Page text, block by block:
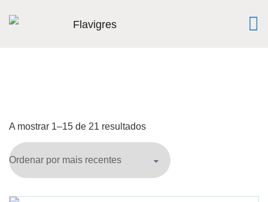
A mostrar 1–15 de 21 resultados